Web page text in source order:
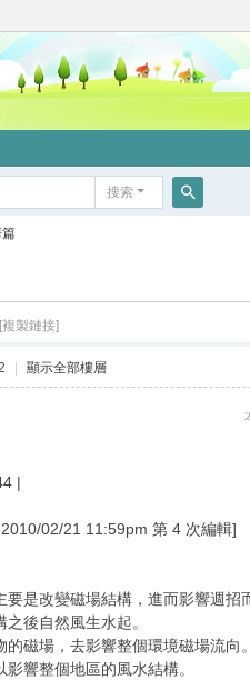
搜索
篇
[複製鏈接]
顯示全部樓層
|
02/21 11:59pm 第 4 次編輯]
是改變磁場結構，進而影響週招
後自然風生水起。
磁場，去影響整個環境磁場流向。
響整個地區的風水結構。